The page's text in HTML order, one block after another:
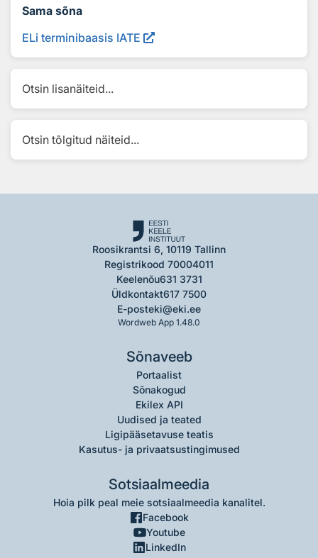
Sama sõna
ELi terminibaasis IATE
Otsin lisanäiteid...
Otsin tõlgitud näiteid...
Roosikrantsi 6, 10119 Tallinn
Registrikood 70004011
Keelenõu631 3731
Üldkontakt617 7500
E-posteki@eki.ee
Wordweb App 1.48.0
Sõnaveeb
Portaalist
Sõnakogud
Ekilex API
Uudised ja teated
Ligipääsetavuse teatis
Kasutus- ja privaatsustingimused
Sotsiaalmeedia
Hoia pilk peal meie sotsiaalmeedia kanalitel.
Facebook
Youtube
LinkedIn